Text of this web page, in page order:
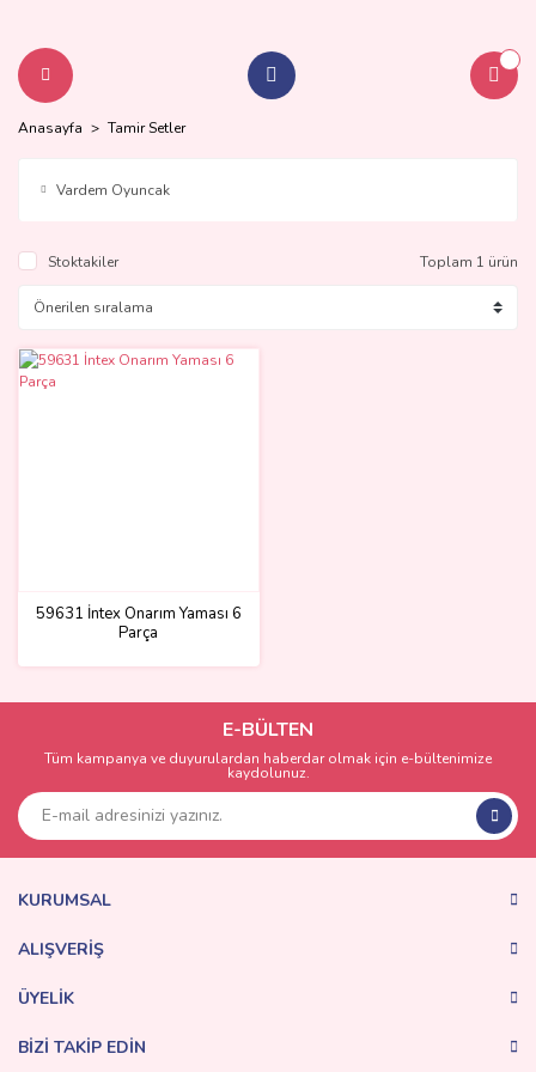
Anasayfa Tamir Setler
Vardem Oyuncak
Stoktakiler Toplam 1 ürün
59631 İntex Onarım Yaması 6
Parça
E-BÜLTEN
Tüm kampanya ve duyurulardan haberdar olmak için e-bültenimize
kaydolunuz.
KURUMSAL
ALIŞVERİŞ
ÜYELİK
BİZİ TAKİP EDİN